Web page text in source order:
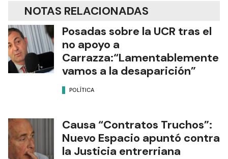
NOTAS RELACIONADAS
Posadas sobre la UCR tras el
no apoyo a
Carrazza:“Lamentablemente
vamos a la desaparición”
POLÍTICA
Causa “Contratos Truchos”:
Nuevo Espacio apuntó contra
la Justicia entrerriana